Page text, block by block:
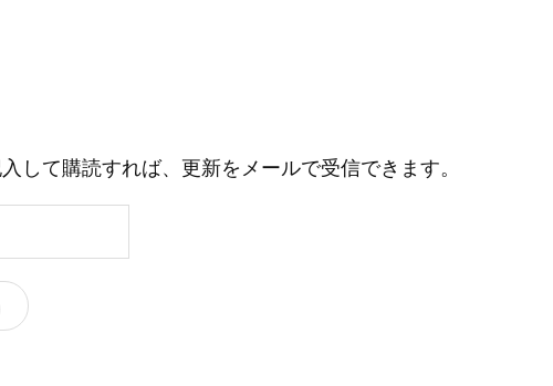
して購読すれば、更新をメールで受信できます。